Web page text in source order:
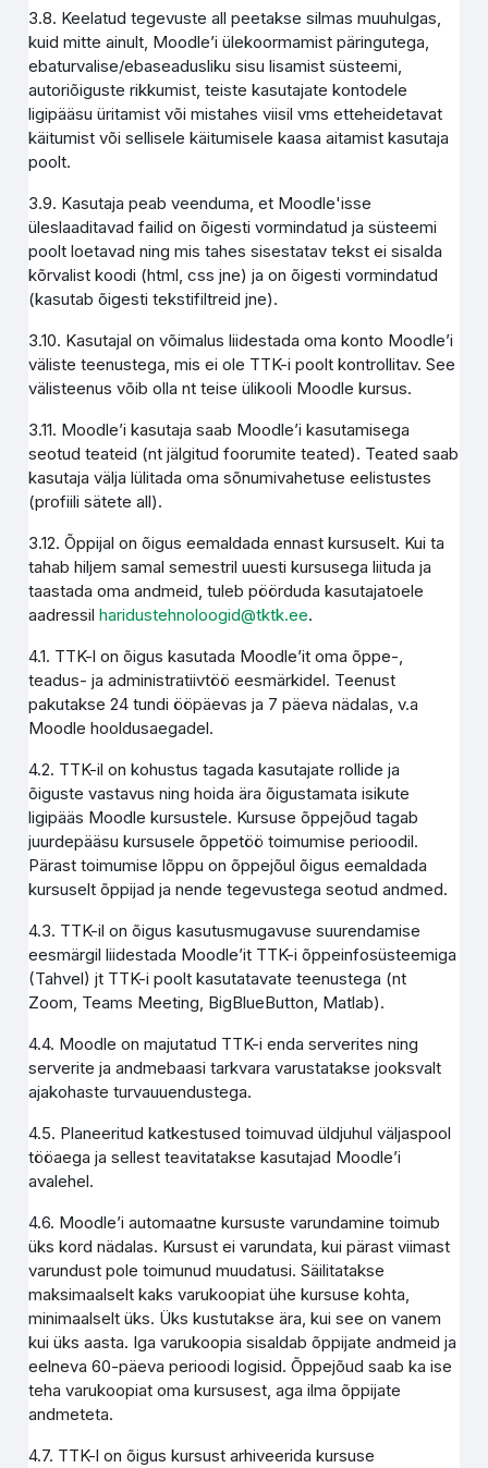
3.8. Keelatud tegevuste all peetakse silmas muuhulgas,
kuid mitte ainult, Moodle’i ülekoormamist päringutega,
ebaturvalise/ebaseadusliku sisu lisamist süsteemi,
autoriõiguste rikkumist, teiste kasutajate kontodele
ligipääsu üritamist või mistahes viisil vms etteheidetavat
käitumist või sellisele käitumisele kaasa aitamist kasutaja
poolt.
3.9. Kasutaja peab veenduma, et Moodle'isse
üleslaaditavad failid on õigesti vormindatud ja süsteemi
poolt loetavad ning mis tahes sisestatav tekst ei sisalda
kõrvalist koodi (html, css jne) ja on õigesti vormindatud
(kasutab õigesti tekstifiltreid jne).
3.10. Kasutajal on võimalus liidestada oma konto Moodle’i
väliste teenustega, mis ei ole TTK-i poolt kontrollitav. See
välisteenus võib olla nt teise ülikooli Moodle kursus.
3.11. Moodle’i kasutaja saab Moodle’i kasutamisega
seotud teateid (nt jälgitud foorumite teated). Teated saab
kasutaja välja lülitada oma sõnumivahetuse eelistustes
(profiili sätete all).
3.12. Õppijal on õigus eemaldada ennast kursuselt. Kui ta
tahab hiljem samal semestril uuesti kursusega liituda ja
taastada oma andmeid, tuleb pöörduda kasutajatoele
aadressilharidustehnoloogid@tktk.ee.
4.1. TTK-l on õigus kasutada Moodle’it oma õppe-,
teadus- ja administratiivtöö eesmärkidel. Teenust
pakutakse 24 tundi ööpäevas ja 7 päeva nädalas, v.a
Moodle hooldusaegadel.
4.2. TTK-il on kohustus tagada kasutajate rollide ja
õiguste vastavus ning hoida ära õigustamata isikute
ligipääs Moodle kursustele. Kursuse õppejõud tagab
juurdepääsu kursusele õppetöö toimumise perioodil.
Pärast toimumise lõppu on õppejõul õigus eemaldada
kursuselt õppijad ja nende tegevustega seotud andmed.
4.3. TTK-il on õigus kasutusmugavuse suurendamise
eesmärgil liidestada Moodle’it TTK-i õppeinfosüsteemiga
(Tahvel) jt TTK-i poolt kasutatavate teenustega (nt
Zoom, Teams Meeting, BigBlueButton, Matlab).
4.4. Moodle on majutatud TTK-i enda serverites ning
serverite ja andmebaasi tarkvara varustatakse jooksvalt
ajakohaste turvauuendustega.
4.5. Planeeritud katkestused toimuvad üldjuhul väljaspool
tööaega ja sellest teavitatakse kasutajad Moodle’i
avalehel.
4.6. Moodle’i automaatne kursuste varundamine toimub
üks kord nädalas. Kursust ei varundata, kui pärast viimast
varundust pole toimunud muudatusi. Säilitatakse
maksimaalselt kaks varukoopiat ühe kursuse kohta,
minimaalselt üks. Üks kustutakse ära, kui see on vanem
kui üks aasta. Iga varukoopia sisaldab õppijate andmeid ja
eelneva 60-päeva perioodi logisid. Õppejõud saab ka ise
teha varukoopiat oma kursusest, aga ilma õppijate
andmeteta.
4.7. TTK-l on õigus kursust arhiveerida kursuse